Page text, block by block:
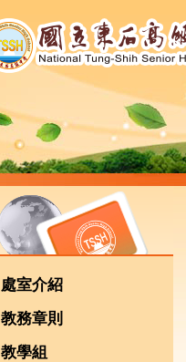
處室介紹
教務章則
教學組